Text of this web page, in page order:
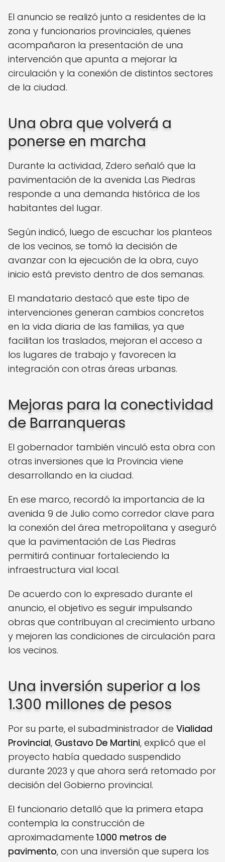
El anuncio se realizó junto a residentes de la
zona y funcionarios provinciales, quienes
acompañaron la presentación de una
intervención que apunta a mejorar la
circulación y la conexión de distintos sectores
de la ciudad.
Una obra que volverá a
ponerse en marcha
Durante la actividad, Zdero señaló que la
pavimentación de la avenida Las Piedras
responde a una demanda histórica de los
habitantes del lugar.
Según indicó, luego de escuchar los planteos
de los vecinos, se tomó la decisión de
avanzar con la ejecución de la obra, cuyo
inicio está previsto dentro de dos semanas.
El mandatario destacó que este tipo de
intervenciones generan cambios concretos
en la vida diaria de las familias, ya que
facilitan los traslados, mejoran el acceso a
los lugares de trabajo y favorecen la
integración con otras áreas urbanas.
Mejoras para la conectividad
de Barranqueras
El gobernador también vinculó esta obra con
otras inversiones que la Provincia viene
desarrollando en la ciudad.
En ese marco, recordó la importancia de la
avenida 9 de Julio como corredor clave para
la conexión del área metropolitana y aseguró
que la pavimentación de Las Piedras
permitirá continuar fortaleciendo la
infraestructura vial local.
De acuerdo con lo expresado durante el
anuncio, el objetivo es seguir impulsando
obras que contribuyan al crecimiento urbano
y mejoren las condiciones de circulación para
los vecinos.
Una inversión superior a los
1.300 millones de pesos
Por su parte, el subadministrador de Vialidad
Provincial, Gustavo De Martini, explicó que el
proyecto había quedado suspendido
durante 2023 y que ahora será retomado por
decisión del Gobierno provincial.
El funcionario detalló que la primera etapa
contempla la construcción de
aproximadamente 1.000 metros de
pavimento, con una inversión que supera los